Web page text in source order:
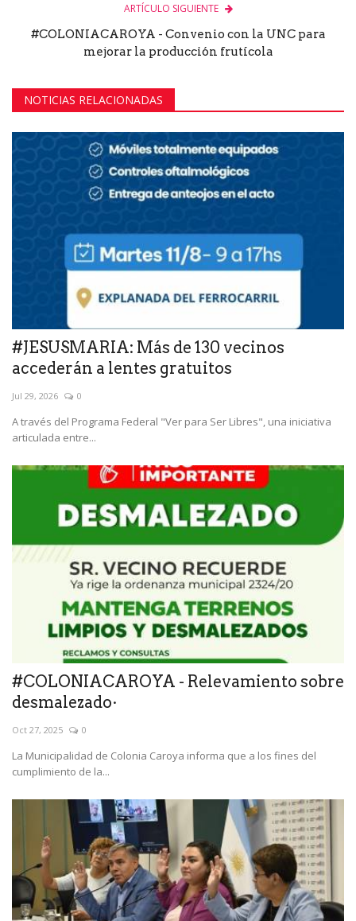
ARTÍCULO SIGUIENTE
#COLONIACAROYA - Convenio con la UNC para
mejorar la producción frutícola
NOTICIAS RELACIONADAS
#JESUSMARIA: Más de 130 vecinos
accederán a lentes gratuitos
Jul 29, 2026 0
A través del Programa Federal "Ver para Ser Libres", una iniciativa
articulada entre...
#COLONIACAROYA - Relevamiento sobre
desmalezado·
Oct 27, 2025 0
La Municipalidad de Colonia Caroya informa que a los fines del
cumplimiento de la...